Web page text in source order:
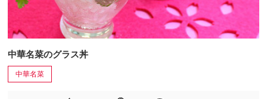
中華名菜のグラス丼
中華名菜